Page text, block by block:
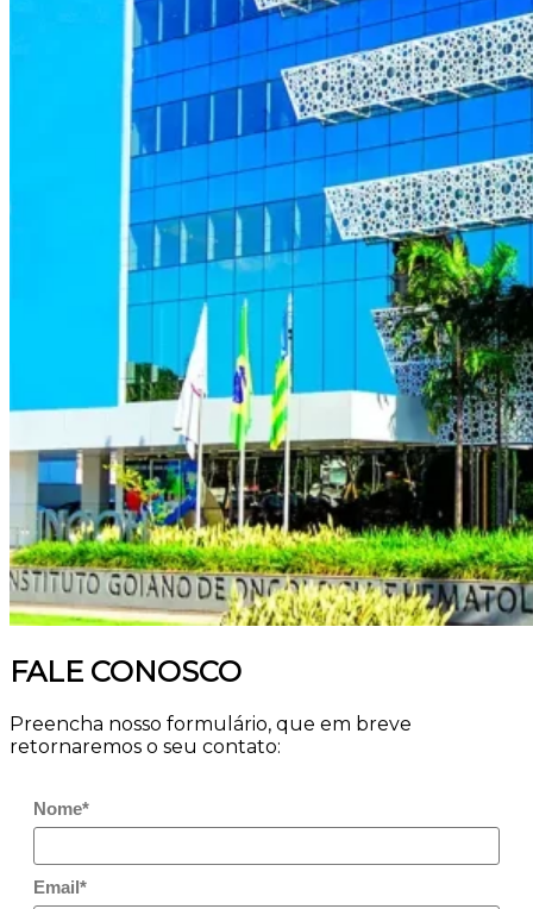
FALE CONOSCO
Preencha nosso formulário, que em breve
retornaremos o seu contato:
Nome*
Email*